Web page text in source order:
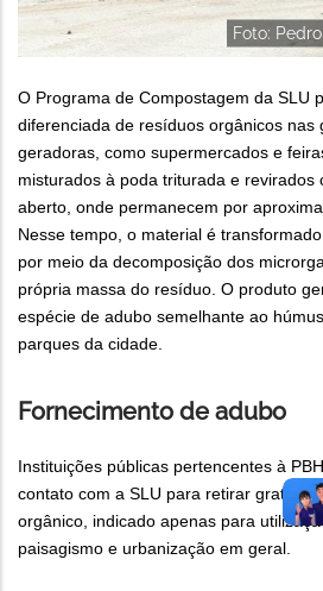
Foto:
O Programa de Compostagem da SLU
diferenciada de resíduos orgânicos nas
geradoras, como supermercados e
misturados à poda triturada e revirados
aberto, onde permanecem por
Nesse tempo, o material é
por meio da decomposição dos
própria massa do resíduo. O produto
espécie de adubo semelhante ao
parques da cidade.
Fornecimento de adubo
Instituições públicas pertencentes à
contato com a SLU para retirar
orgânico, indicado apenas para
paisagismo e urbanização em geral.